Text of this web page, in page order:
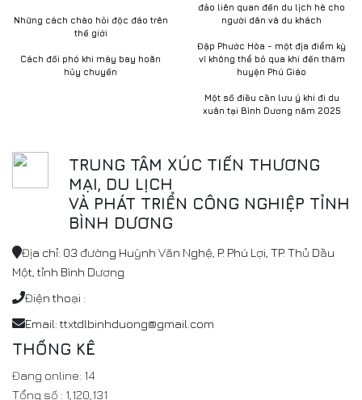
Những cách chào hỏi độc đáo trên
thế giới
Cách đối phó khi máy bay hoãn
hủy chuyến
đảo liên quan đến du lịch hè cho
người dân và du khách
Đập Phước Hòa - một địa điểm kỳ
vĩ không thể bỏ qua khi đến thăm
huyện Phú Giáo
Một số điều cần lưu ý khi đi du
xuân tại Bình Dương năm 2025
TRUNG TÂM XÚC TIẾN THƯƠNG
MẠI, DU LỊCH
VÀ PHÁT TRIỂN CÔNG NGHIỆP TỈNH
BÌNH DƯƠNG
Địa chỉ: 03 đường Huỳnh Văn Nghệ, P. Phú Lợi, TP. Thủ Dầu
Một, tỉnh Bình Dương
Điện thoại :
Email: ttxtdlbinhduong@gmail.com
THỐNG KÊ
Đang online: 14
Tổng số : 1,120,131